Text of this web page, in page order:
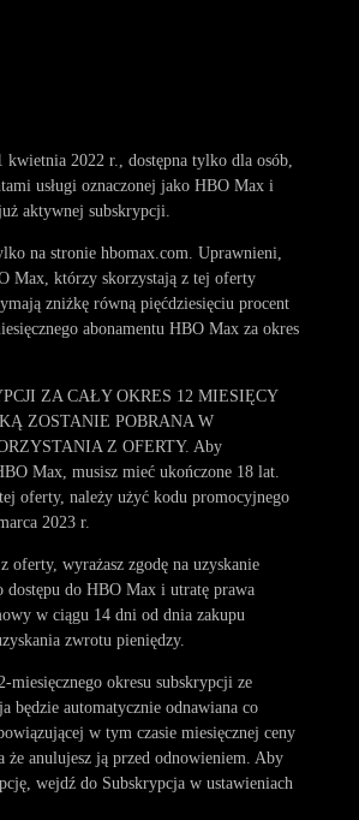
kwietnia 2022 r., dostępna tylko dla osób,
usługi oznaczonej jako HBO Max i
aktywnej subskrypcji.
na stronie hbomax.com. Uprawnieni,
Max, którzy skorzystają z tej oferty
zniżkę równą pięćdziesięciu procent
abonamentu HBO Max za okres
ZA CAŁY OKRES 12 MIESIĘCY
ZOSTANIE POBRANA W
Z OFERTY. Aby
Max, musisz mieć ukończone 18 lat.
oferty, należy użyć kodu promocyjnego
2023 r.
oferty, wyrażasz zgodę na uzyskanie
dostępu do HBO Max i utratę prawa
w ciągu 14 dni od dnia zakupu
zwrotu pieniędzy.
miesięcznego okresu subskrypcji ze
będzie automatycznie odnawiana co
w tym czasie miesięcznej ceny
że anulujesz ją przed odnowieniem. Aby
wejdź do Subskrypcja w ustawieniach